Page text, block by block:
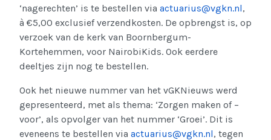
‘nagerechten’ is te bestellen via actuarius@vgkn.nl,
à €5,00 exclusief verzendkosten. De opbrengst is, op
verzoek van de kerk van Boornbergum-
Kortehemmen, voor NairobiKids. Ook eerdere
deeltjes zijn nog te bestellen.
Ook het nieuwe nummer van het vGKNieuws werd
gepresenteerd, met als thema: ‘Zorgen maken of –
voor’, als opvolger van het nummer ‘Groei’. Dit is
eveneens te bestellen via actuarius@vgkn.nl, tegen